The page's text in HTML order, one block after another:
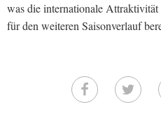
was die internationale Attraktivität
für den weiteren Saisonverlauf